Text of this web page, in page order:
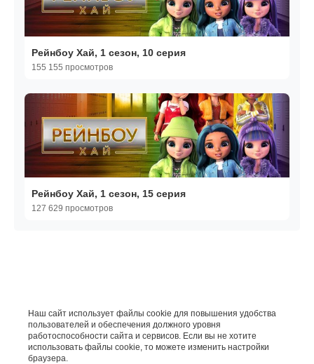
Рейнбоу Хай, 1 сезон, 10 серия
155 155 просмотров
Рейнбоу Хай, 1 сезон, 15 серия
127 629 просмотров
Наш сайт использует файлы cookie для повышения удобства
пользователей и обеспечения должного уровня
работоспособности сайта и сервисов. Если вы не хотите
использовать файлы cookie, то можете изменить настройки
браузера.